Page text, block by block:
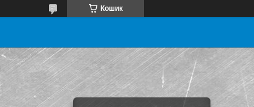
Кошик